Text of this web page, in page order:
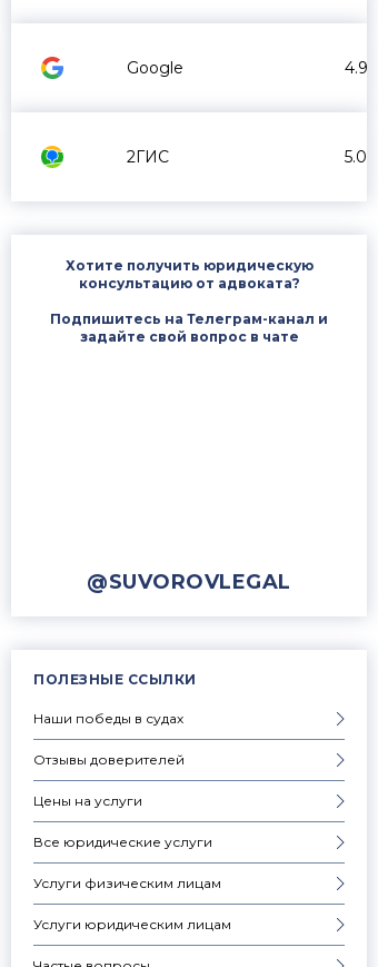
Google 4.9
2ГИС 5.0
Хотите получить юридическую
консультацию от адвоката?
Подпишитесь на Телеграм-канал и
задайте свой вопрос в чате
@SUVOROVLEGAL
ПОЛЕЗНЫЕ ССЫЛКИ
Наши победы в судах
Отзывы доверителей
Цены на услуги
Все юридические услуги
Услуги физическим лицам
Услуги юридическим лицам